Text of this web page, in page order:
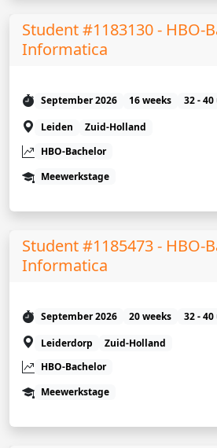
Student #1183130 - HBO-
Informatica
September 2026 16 weeks
32 -
Leiden
Zuid-Holland
HBO-Bachelor
Meewerkstage
Student #1185473 - HBO-
Informatica
September 2026 20 weeks
32 -
Leiderdorp
Zuid-Holland
HBO-Bachelor
Meewerkstage